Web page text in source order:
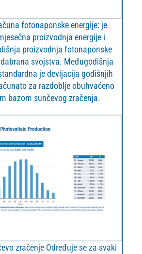
fotonaponske energije: je
proizvodnja energije i
proizvodnja fotonaponske
svojstva. Međugodišnja
je devijacija godišnjih
za razdoblje obuhvaćeno
bazom sunčevog zračenja.
zračenje Određuje se za svaki